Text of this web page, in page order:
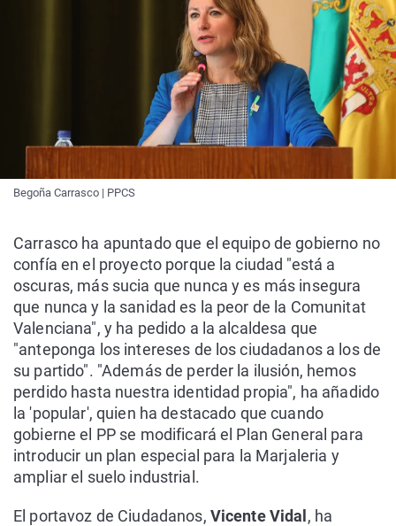
Begoña Carrasco | PPCS
Carrasco ha apuntado que el equipo de gobierno no
confía en el proyecto porque la ciudad "está a
oscuras, más sucia que nunca y es más insegura
que nunca y la sanidad es la peor de la Comunitat
Valenciana", y ha pedido a la alcaldesa que
"anteponga los intereses de los ciudadanos a los de
su partido". "Además de perder la ilusión, hemos
perdido hasta nuestra identidad propia", ha añadido
la 'popular', quien ha destacado que cuando
gobierne el PP se modificará el Plan General para
introducir un plan especial para la Marjaleria y
ampliar el suelo industrial.
El portavoz de Ciudadanos, Vicente Vidal , ha